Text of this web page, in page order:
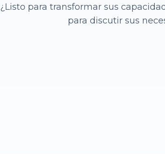
¿Listo para transformar sus
para discutir sus